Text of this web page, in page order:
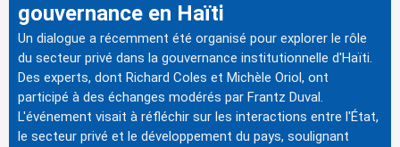
gouvernance en Haïti
Un dialogue a récemment été organisé pour explorer le rôle
du secteur privé dans la gouvernance institutionnelle d'Haïti.
Des experts, dont Richard Coles et Michèle Oriol, ont
participé à des échanges modérés par Frantz Duval.
L'événement visait à réfléchir sur les interactions entre l'État,
le secteur privé et le développement du pays, soulignant